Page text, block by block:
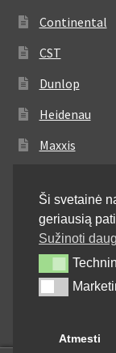
Continental
CST
Dunlop
Heidenau
Maxxis
Michelin
Mitas
Pirelli
Shinko
Ši svetainė
geriausią
Sužinoti
Techninis
Marketing
Atmesti